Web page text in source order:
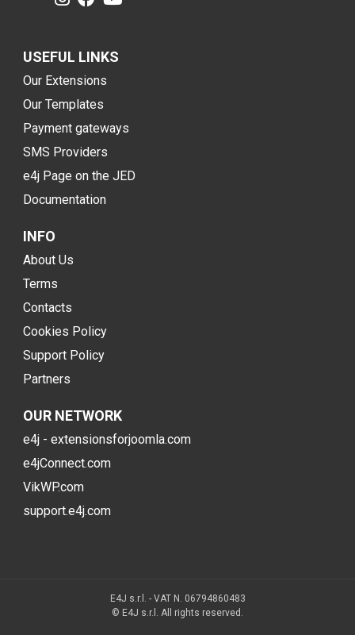
USEFUL LINKS
Our Extensions
Our Templates
Payment gateways
SMS Providers
e4j Page on the JED
Documentation
INFO
About Us
Terms
Contacts
Cookies Policy
Support Policy
Partners
OUR NETWORK
e4j - extensionsforjoomla.com
e4jConnect.com
VikWP.com
support.e4j.com
E4J s.r.l. - VAT N. 06794860483
© E4J s.r.l. All rights reserved.